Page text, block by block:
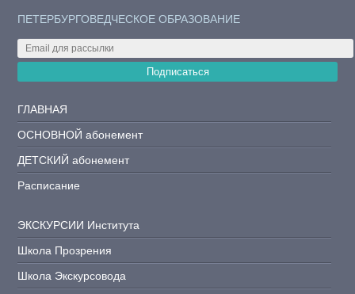
ГЛАВНАЯ
ОСНОВНОЙ абонемент
ДЕТСКИЙ абонемент
Расписание
ЭКСКУРСИИ Института
Школа Прозрения
Школа Экскурсовода
ПЕТЕРБУРГОВЕДЧЕСКОЕ ОБРАЗОВАНИЕ
Подписаться